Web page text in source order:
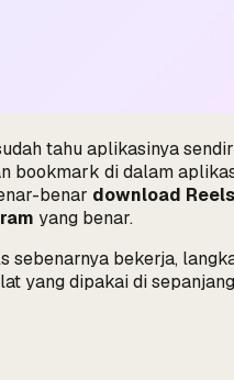
tahu aplikasinya
bookmark di dalam
benar download
yang benar.
sebenarnya bekerja,
yang dipakai di